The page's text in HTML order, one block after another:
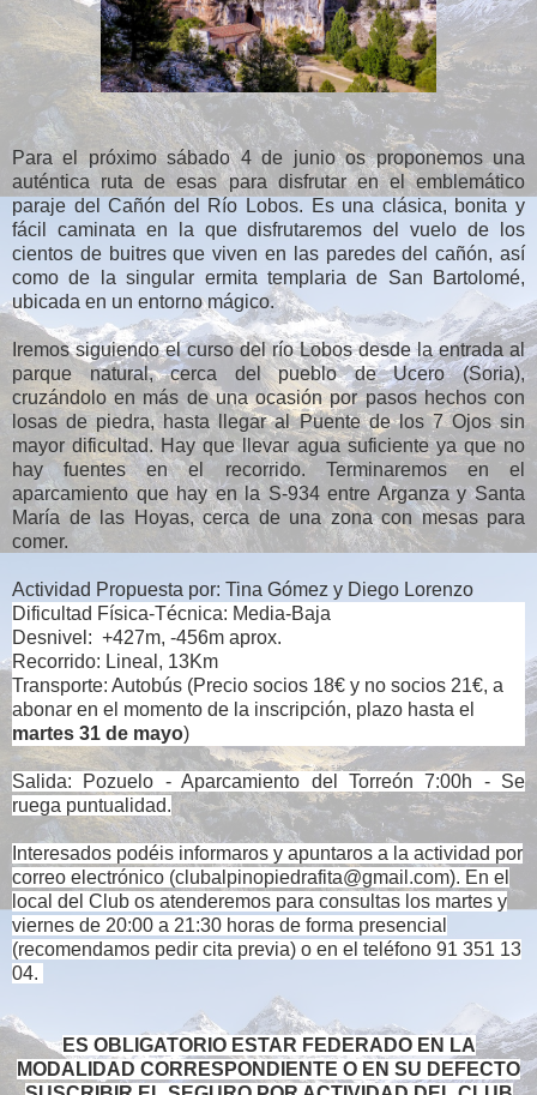
Para el próximo sábado 4 de junio os proponemos una
auténtica ruta de esas para disfrutar en el emblemático
paraje del Cañón del Río Lobos. Es una clásica, bonita y
fácil caminata en la que disfrutaremos del vuelo de los
cientos de buitres que viven en las paredes del cañón, así
como de la singular ermita templaria de San Bartolomé,
ubicada en un entorno mágico.
Iremos siguiendo el curso del río Lobos desde la entrada al
parque natural, cerca del pueblo de Ucero (Soria),
cruzándolo en más de una ocasión por pasos hechos con
losas de piedra, hasta llegar al Puente de los 7 Ojos sin
mayor dificultad. Hay que llevar agua suficiente ya que no
hay fuentes en el recorrido. Terminaremos en el
aparcamiento que hay en la S-934 entre Arganza y Santa
María de las Hoyas, cerca de una zona con mesas para
comer.
Actividad Propuesta por: Tina Gómez y Diego Lorenzo
Dificultad Física-Técnica: Media-Baja
Desnivel: +427m, -456m aprox.
Recorrido: Lineal, 13Km
Transporte: Autobús (Precio socios 18€ y no socios 21€, a
abonar en el momento de la inscripción, plazo hasta el
martes 31 de mayo)
Salida: Pozuelo - Aparcamiento del Torreón 7:00h - Se
ruega puntualidad.
Interesados podéis informaros y apuntaros a la actividad por
correo electrónico (clubalpinopiedrafita@gmail.com). En el
local del Club os atenderemos para consultas los martes y
viernes de 20:00 a 21:30 horas de forma presencial
(recomendamos pedir cita previa) o en el teléfono 91 351 13
04.
ES OBLIGATORIO ESTAR FEDERADO EN LA
MODALIDAD CORRESPONDIENTE O EN SU DEFECTO